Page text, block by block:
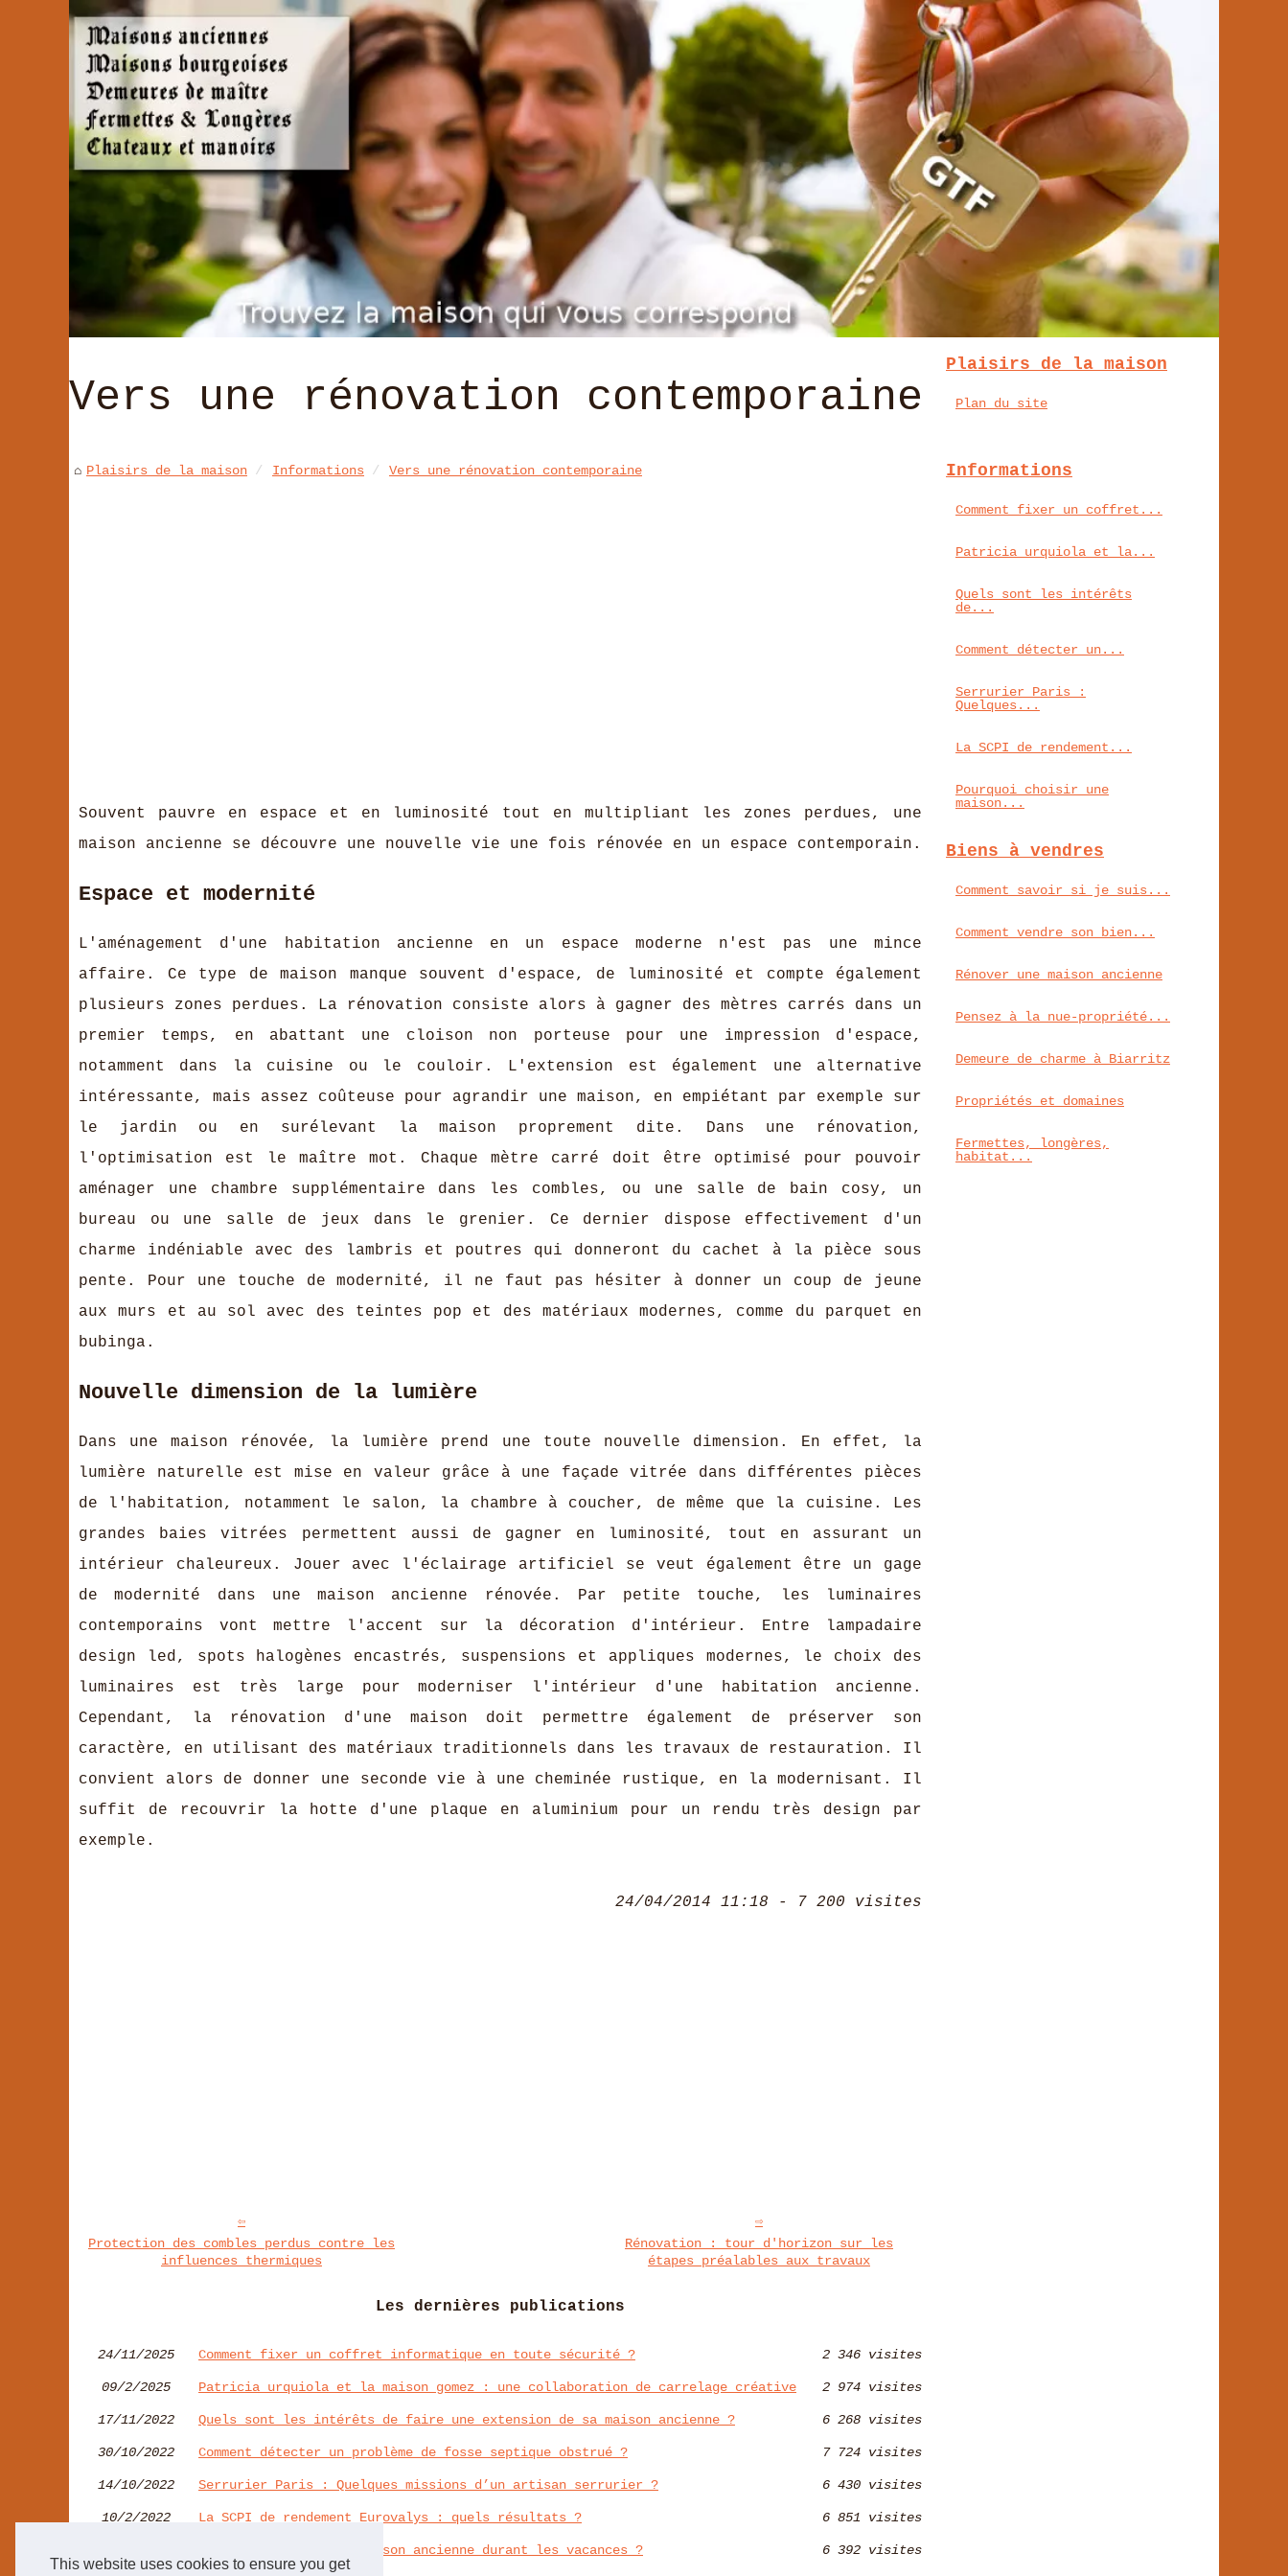
This website uses cookies to ensure you get
Vers une rénovation contemporaine
Plaisirs de la maison Informations Vers une rénovation contemporaine
Souvent pauvre en espace et en luminosité tout en multipliant les zones perdues, une
maison ancienne se découvre une nouvelle vie une fois rénovée en un espace contemporain.
Espace et modernité
L'aménagement d'une habitation ancienne en un espace moderne n'est pas une mince
affaire. Ce type de maison manque souvent d'espace, de luminosité et compte également
plusieurs zones perdues. La rénovation consiste alors à gagner des mètres carrés dans un
premier temps, en abattant une cloison non porteuse pour une impression d'espace,
notamment dans la cuisine ou le couloir. L'extension est également une alternative
intéressante, mais assez coûteuse pour agrandir une maison, en empiétant par exemple sur
le jardin ou en surélevant la maison proprement dite. Dans une rénovation,
l'optimisation est le maître mot. Chaque mètre carré doit être optimisé pour pouvoir
aménager une chambre supplémentaire dans les combles, ou une salle de bain cosy, un
bureau ou une salle de jeux dans le grenier. Ce dernier dispose effectivement d'un
charme indéniable avec des lambris et poutres qui donneront du cachet à la pièce sous
pente. Pour une touche de modernité, il ne faut pas hésiter à donner un coup de jeune
aux murs et au sol avec des teintes pop et des matériaux modernes, comme du parquet en
bubinga.
Nouvelle dimension de la lumière
Dans une maison rénovée, la lumière prend une toute nouvelle dimension. En effet, la
lumière naturelle est mise en valeur grâce à une façade vitrée dans différentes pièces
de l'habitation, notamment le salon, la chambre à coucher, de même que la cuisine. Les
grandes baies vitrées permettent aussi de gagner en luminosité, tout en assurant un
intérieur chaleureux. Jouer avec l'éclairage artificiel se veut également être un gage
de modernité dans une maison ancienne rénovée. Par petite touche, les luminaires
contemporains vont mettre l'accent sur la décoration d'intérieur. Entre lampadaire
design led, spots halogènes encastrés, suspensions et appliques modernes, le choix des
luminaires est très large pour moderniser l'intérieur d'une habitation ancienne.
Cependant, la rénovation d'une maison doit permettre également de préserver son
caractère, en utilisant des matériaux traditionnels dans les travaux de restauration. Il
convient alors de donner une seconde vie à une cheminée rustique, en la modernisant. Il
suffit de recouvrir la hotte d'une plaque en aluminium pour un rendu très design par
exemple.
24/04/2014 11:18 - 7 200 visites
Protection des combles perdus contre les
influences thermiques
Rénovation : tour d'horizon sur les
étapes préalables aux travaux
Les dernières publications
24/11/2025 Comment fixer un coffret informatique en toute sécurité ? 2 346 visites
09/2/2025 Patricia urquiola et la maison gomez : une collaboration de carrelage créative 2 974 visites
17/11/2022 Quels sont les intérêts de faire une extension de sa maison ancienne ? 6 268 visites
30/10/2022 Comment détecter un problème de fosse septique obstrué ? 7 724 visites
14/10/2022 Serrurier Paris : Quelques missions d’un artisan serrurier ? 6 430 visites
10/2/2022 La SCPI de rendement Eurovalys : quels résultats ? 6 851 visites
Pourquoi choisir une maison ancienne durant les vacances ? 6 392 visites
Plaisirs de la maison
Plan du site
Informations
Comment fixer un coffret...
Patricia urquiola et la...
Quels sont les intérêts
de...
Comment détecter un...
Serrurier Paris :
Quelques...
La SCPI de rendement...
Pourquoi choisir une
maison...
Biens à vendres
Comment savoir si je suis...
Comment vendre son bien...
Rénover une maison ancienne
Pensez à la nue-propriété...
Demeure de charme à Biarritz
Propriétés et domaines
Fermettes, longères,
habitat...